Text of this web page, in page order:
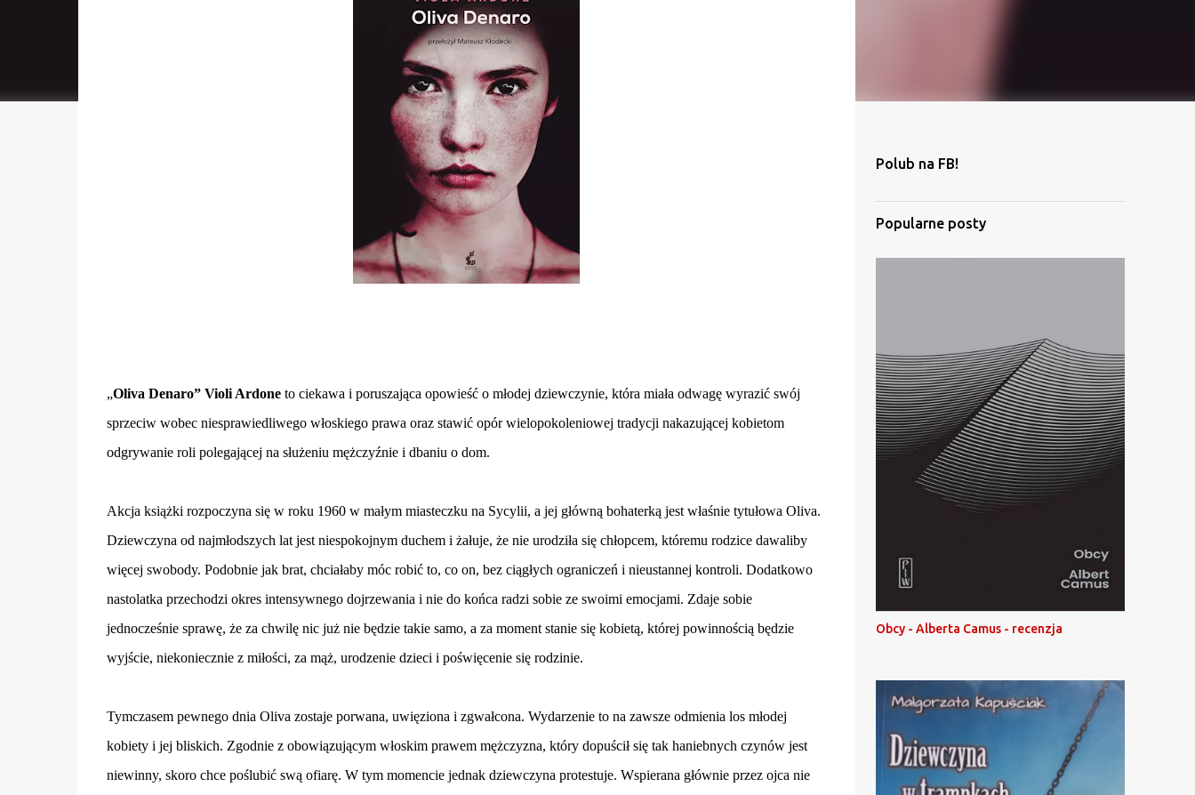
„Oliva Denaro” Violi Ardoneto ciekawa i poruszająca opowieść o młodej dziewczynie, która miała odwagę wyrazić swój
sprzeciw wobec niesprawiedliwego włoskiego prawa oraz stawić opór wielopokoleniowej tradycji nakazującej kobietom
odgrywanie roli polegającej na służeniu mężczyźnie i dbaniu o dom.
Akcja książki rozpoczyna się w roku 1960 w małym miasteczku na Sycylii, a jej główną bohaterką jest właśnie tytułowa Oliva.
Dziewczyna od najmłodszych lat jest niespokojnym duchem i żałuje, że nie urodziła się chłopcem, któremu rodzice dawaliby
więcej swobody. Podobnie jak brat, chciałaby móc robić to, co on, bez ciągłych ograniczeń i nieustannej kontroli. Dodatkowo
nastolatka przechodzi okres intensywnego dojrzewania i nie do końca radzi sobie ze swoimi emocjami. Zdaje sobie
jednocześnie sprawę, że za chwilę nic już nie będzie takie samo, a za moment stanie się kobietą, której powinnością będzie
wyjście, niekoniecznie z miłości, za mąż, urodzenie dzieci i poświęcenie się rodzinie.
Tymczasem pewnego dnia Oliva zostaje porwana, uwięziona i zgwałcona. Wydarzenie to na zawsze odmienia los młodej
kobiety i jej bliskich. Zgodnie z obowiązującym włoskim prawem mężczyzna, który dopuścił się tak haniebnych czynów jest
niewinny, skoro chce poślubić swą ofiarę. W tym momencie jednak dziewczyna protestuje. Wspierana głównie przez ojca nie
Polub na FB!
Popularne posty
Obcy - Alberta Camus - recenzja